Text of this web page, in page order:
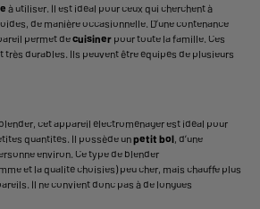
à utiliser. Il est idéal pour ceux qui cherchent à
de manière occasionnelle. D’une contenance
permet decuisiner pour toute la famille. Ces
très durables. Ils peuvent être équipés de plusieurs
cet appareil électroménager est idéal pour
quantités. Il possède unpetit bol , d’une
environ. Ce type de blender
et la qualité choisies) peu cher, mais chauffe plus
Il ne convient donc pas à de longues